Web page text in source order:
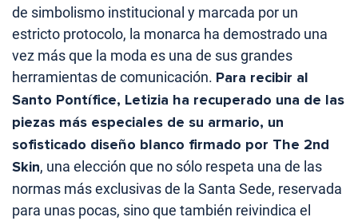
de simbolismo institucional y marcada por un
estricto protocolo, la monarca ha demostrado una
vez más que la moda es una de sus grandes
herramientas de comunicación. Para recibir al
Santo Pontífice, Letizia ha recuperado una de las
piezas más especiales de su armario, un
sofisticado diseño blanco firmado por The 2nd
Skin, una elección que no sólo respeta una de las
normas más exclusivas de la Santa Sede, reservada
para unas pocas, sino que también reivindica el